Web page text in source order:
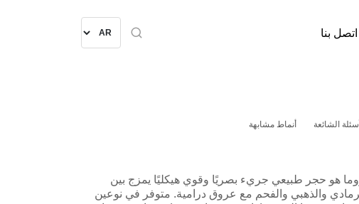
اتصل بنا
الشائعة أنماط مشابهة
هو حجر طبيعي جريء بصريًا وقوي هيكليًا يمزج بين
والذهبي والفحم مع عروق درامية. متوفر في نوعين